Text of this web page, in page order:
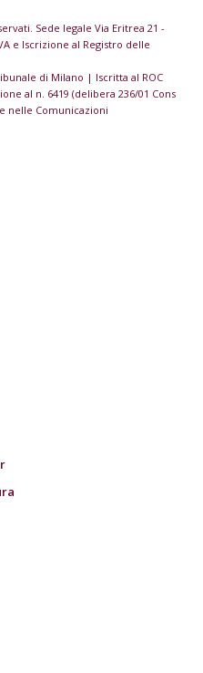
Sede legale Via Eritrea 21 -
e Iscrizione al Registro delle
di Milano | Iscritta al ROC
al n. 6419 (delibera 236/01 Cons
nelle Comunicazioni